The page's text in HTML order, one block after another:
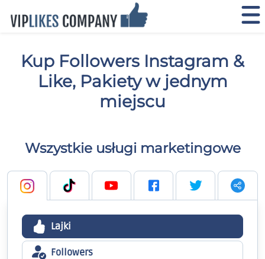
Kup Followers Instagram &
Like, Pakiety w jednym
miejscu
Wszystkie usługi marketingowe
Lajki
Followers